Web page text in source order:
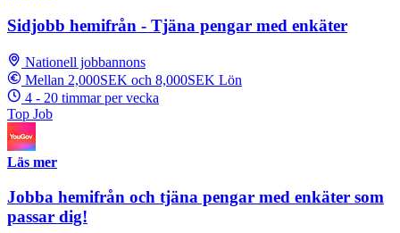
Sidjobb hemifrån - Tjäna pengar med enkäter
Nationell jobbannons
Mellan 2,000SEK och 8,000SEK Lön
4 - 20 timmar per vecka
Top Job
Läs mer
Jobba hemifrån och tjäna pengar med enkäter som
passar dig!